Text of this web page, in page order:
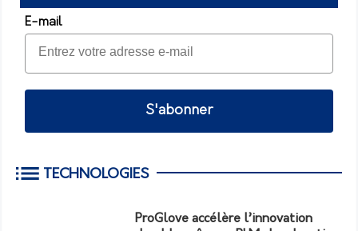
E-mail
S'abonner
TECHNOLOGIES
ProGlove accélère l’innovation